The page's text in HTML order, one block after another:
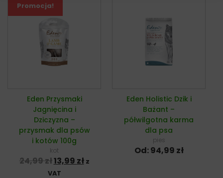
Promocja!
Eden Przysmaki
Jagnięcina i
Dziczyzna –
przysmak dla psów
i kotów 100g
kot
24,99złPierwotna cena wynosiła: 24,99 zł.
13,99 złAktualna cena wynosi: 13,99 zł.
z
VAT
Eden Holistic Dzik i
Bażant –
półwilgotna karma
dla psa
pies
Od:94,99 zł